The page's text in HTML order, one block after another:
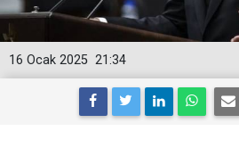
21:34
16 Ocak 2025